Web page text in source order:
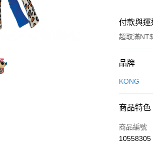
付款與運
超取滿
付款方式
信用卡一次
合作金
華南商
6 期 0
品牌
KONG
商品特色
商品編號
10558305